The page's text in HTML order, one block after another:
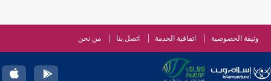
وثيقة الخصوصية اتفاقية الخدمة اتصل بنا من نحن